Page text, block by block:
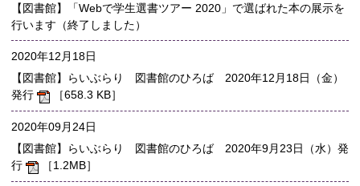
【図書館】「Webで学生選書ツアー 2020」で選ばれた本の展示を
行います（終了しました）
2020年12月18日
【図書館】らいぶらり 図書館のひろば 2020年12月18日（金）
発行
［658.3 KB］
2020年09月24日
【図書館】らいぶらり 図書館のひろば 2020年9月23日（水）発
行
［1.2MB］